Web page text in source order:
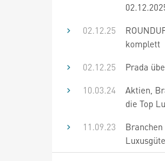
02.12.25
komplett
02.12.25
Prada
10.03.24
Aktien,
die Top
11.09.23